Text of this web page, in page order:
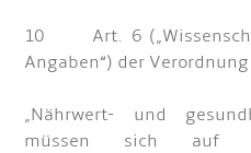
10 Art. 6
Angaben“) der
„Nährwert- und
müssen sich auf